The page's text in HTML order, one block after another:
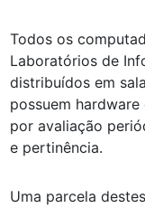
Todos os
Laboratórios de
distribuídos em
possuem
por avaliação
e pertinência.
Uma parcela